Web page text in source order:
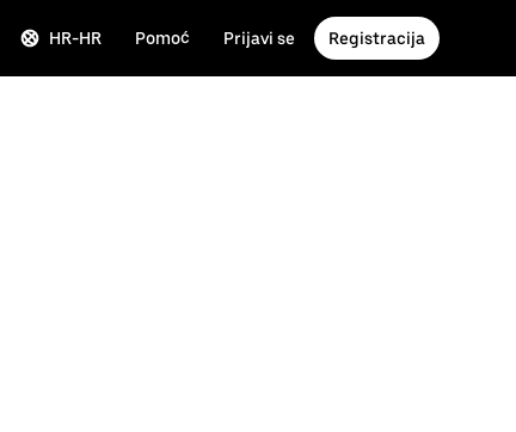
HR-HR Pomoć Prijavi se Registracija